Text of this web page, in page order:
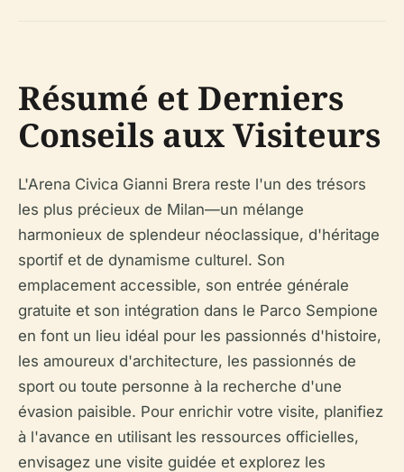
Résumé et Derniers
Conseils aux Visiteurs
L'Arena Civica Gianni Brera reste l'un des trésors
les plus précieux de Milan—un mélange
harmonieux de splendeur néoclassique, d'héritage
sportif et de dynamisme culturel. Son
emplacement accessible, son entrée générale
gratuite et son intégration dans le Parco Sempione
en font un lieu idéal pour les passionnés d'histoire,
les amoureux d'architecture, les passionnés de
sport ou toute personne à la recherche d'une
évasion paisible. Pour enrichir votre visite, planifiez
à l'avance en utilisant les ressources officielles,
envisagez une visite guidée et explorez les